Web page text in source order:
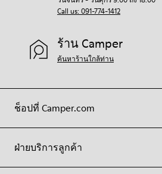
ช็อปที่ Camper.com
ฝ่ายบริการลูกค้า
Call us: 091-774-1412
ร้าน Camper
ค้นหาร้านใกล้ท่าน